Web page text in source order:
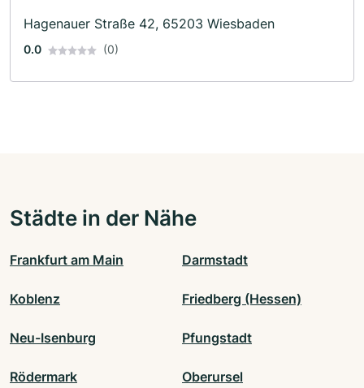
Hagenauer Straße 42, 65203 Wiesbaden
0.0 (0)
Städte in der Nähe
Frankfurt am Main Darmstadt
Koblenz Friedberg (Hessen)
Neu-Isenburg Pfungstadt
Rödermark Oberursel